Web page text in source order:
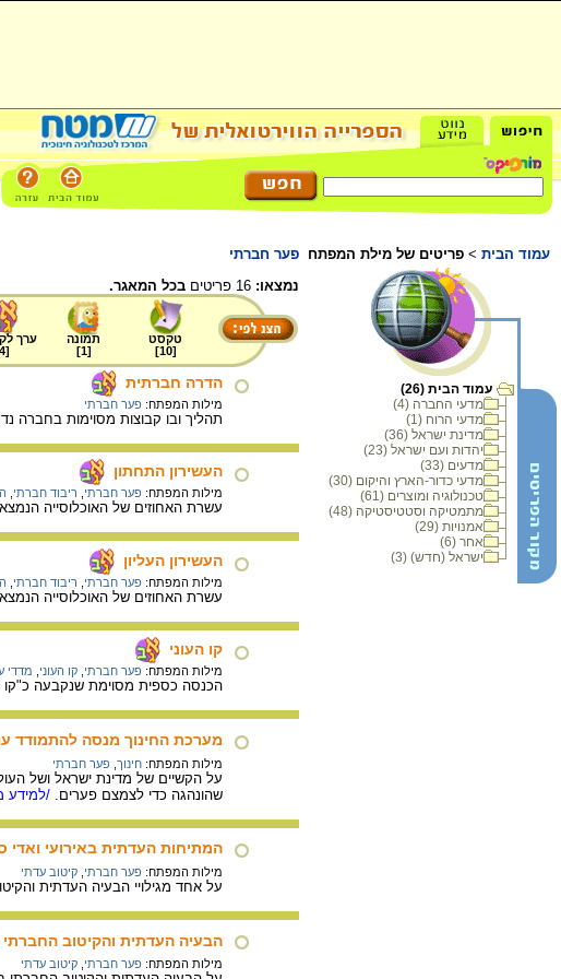
עמוד הבית > פריטים של מילת המפתח פער חברתי
עמוד הבית (26)
מדעי החברה (4)
מדעי הרוח (1)
מדינת ישראל (36)
יהדות ועם ישראל (23)
מדעים (33)
מדעי כדור-הארץ והיקום (30)
טכנולוגיה ומוצרים (61)
מתמטיקה וסטטיסטיקה (48)
אמנויות (29)
אחר (6)
ישראל (חדש) (3)
נמצאו:
בכל המאגר.
טקסט
[
10
]
תמונה
[
1
]
ערך
[
הדרה חברתית
מילות המפתח: פער חברתי
תהליך ובו קבוצות מסוימות בחברה
העשירון התחתון
מילות המפתח: פער חברתי ריבוד חברתי
עשרת האחוזים של האוכלוסייה
העשירון העליון
מילות המפתח: פער חברתי ריבוד חברתי
עשרת האחוזים של האוכלוסייה
קו העוני
מילות המפתח: פער חברתי קו העוני מדדי
הכנסה כספית מסוימת שנקבעה כ"קו
מערכת החינוך מנסה להתמודד
מילות המפתח: חינוך פער חברתי
שהונהגה כדי לצמצם פערים.
/למידע
המתיחות העדתית באירועי ואדי
מילות המפתח: פער חברתי קיטוב עדתי
על אחד מגילויי הבעיה העדתית והקיטוב החברתי שהיו בשנות ה-50 בישראל שתוצאתו היתה עימות
הבעיה העדתית והקיטוב החברתי
מילות המפתח: פער חברתי קיטוב עדתי